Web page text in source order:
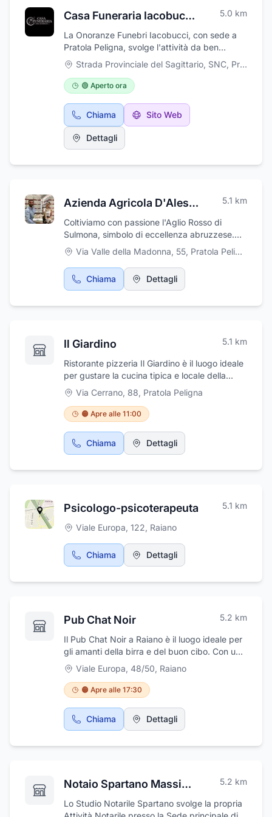
Casa Funeraria Iacobucci Pratola Peligna 5.0 km
La Onoranze Funebri Iacobucci, con sede a
Pratola Peligna, svolge l'attività da ben
quattro generazioni, e questo porta ad
operare con grande professionalità ed
esperienza. Siamo molto attenti alle novità
proposte dal mercato e offriamo il massimo
dell'innovazione nel nostro campo. Svolgiamo,
quindi, servizi funebri completi
dall'espletamento delle pratiche burocratiche
all'allestimento delle camere ardenti, dalle
epigrafi cimiteriali in modo da offrire ai nostri
una forma di rispetto verso le famiglie, ecco
perché i nostri dipendenti sono tutti in divisa e
operano con assoluta professionalità. Inoltre,
disponiamo di un parco macchine di ultima
generazione per svolgere le cerimonie con il
massimo dell'eleganza.
Strada Provinciale del Sagittario, SNC, Pratola Peligna
🟢 Aperto ora
Chiama Sito Web
Dettagli
Azienda Agricola D'Alessandro 5.1 km
Coltiviamo con passione l'Aglio Rosso di
Sulmona, simbolo di eccellenza abruzzese.
Scopri il gusto autentico di D'Alessandro.
Via Valle della Madonna, 55, Pratola Peligna
Chiama Dettagli
Il Giardino 5.1 km
Ristorante pizzeria Il Giardino è il luogo ideale
per gustare la cucina tipica e locale della
provincia dell'Aquila.Da noi troverete cortesi e
cordialità. La cucina del ristorante si distingue
per gli ingredienti di prima scelta, ricercati e
selezionati per regalarvi un momento di
piacere da gustare e ricordare. Disponiamo di
un bellissimo parco naturale dove potrete
vostro pranzo .
Via Cerrano, 88, Pratola Peligna
🟠 Apre alle 11:00
Chiama Dettagli
Psicologo-psicoterapeuta 5.1 km
Viale Europa, 122, Raiano
Chiama Dettagli
Pub Chat Noir 5.2 km
Il Pub Chat Noir a Raiano è il luogo ideale per
gli amanti della birra e del buon cibo. Con una
selezione di birre artigianali in bottiglia ed alla
spina, tra cui la celebre Guinness, offre
un'esperienza unica.Accompagnate la vostra
bevanda con hamburger succulenti, panini
gourmet e taglieri assortiti, preparati con carni
selezionate per garantire la massima qualità.
varietà di piatti della cucina americana e
all'atmosfera accogliente. Inoltre, potrete
Sky e divertirvi con il karaoke. Con il Wi-Fi
Viale Europa, 48/50, Raiano
🟠 Apre alle 17:30
Chiama Dettagli
Notaio Spartano Massimiliano 5.2 km
Lo Studio Notarile Spartano svolge la propria